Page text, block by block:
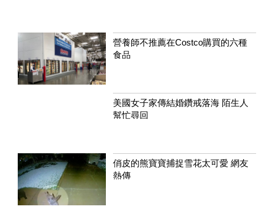
營養師不推薦在Costco購買的六種
食品
美國女子家傳結婚鑽戒落海 陌生人
幫忙尋回
俏皮的熊寶寶捕捉雪花太可愛 網友
熱傳